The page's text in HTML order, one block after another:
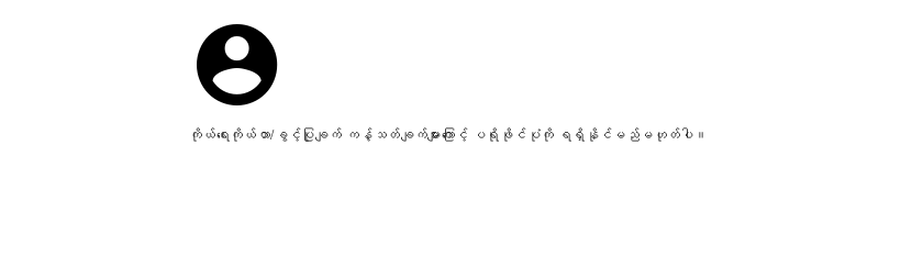
ကိုယ်ရေးကိုယ်တာ/ခွင့်ပြုချက် ကန့်သတ်ချက်များကြောင့် ပရိုဖိုင်ပုံကို ရရှိနိုင်မည်မဟုတ်ပါ။